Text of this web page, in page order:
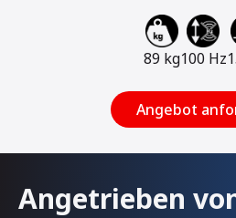
89 kg100 Hz
Angebot
Angetrieben